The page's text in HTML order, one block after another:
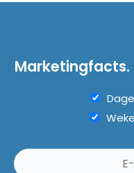
Marketingfacts.